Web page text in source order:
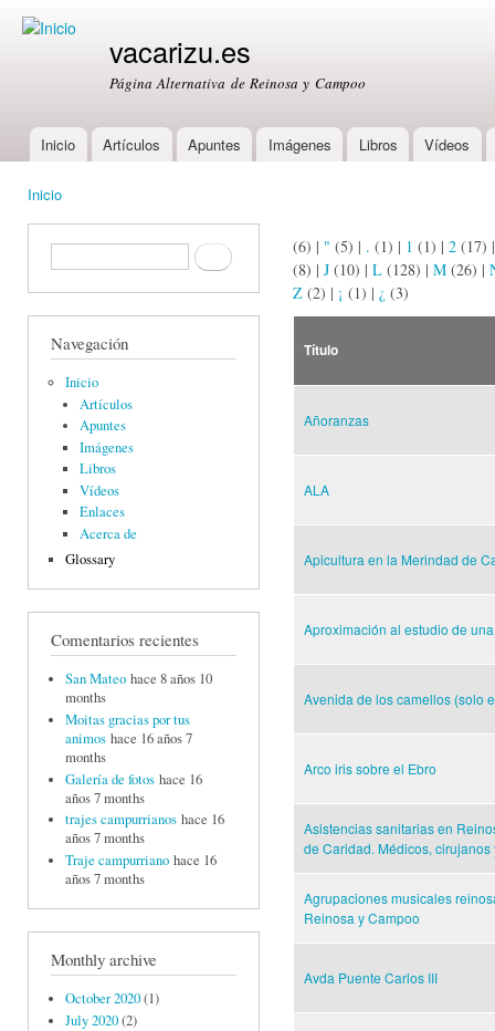
vacarizu.es
Página Alternativa de Reinosa y Campoo
Main menu
Inicio Artículos Apuntes Imágenes Libros Vídeos
Inicio
Formulario de búsquedaBuscar
Navegación
Inicio
Artículos
Apuntes
Imágenes
Libros
Vídeos
Enlaces
Acerca de
Glossary
Comentarios recientes
San Mateo hace 8 años 10
months
Moitas gracias por tus
animos hace 16 años 7
months
Galería de fotos hace 16
años 7 months
trajes campurrianos hace 16
años 7 months
Traje campurriano hace 16
años 7 months
Monthly archive
October 2020(1)
July 2020(2)
(6) | " (5) | . (1) | 1 (1) | 2 (17)
(8) | J (10) | L (128) | M (26) |
Z (2) | ¡ (1) | ¿ (3)
Título
Añoranzas
ALA
Apicultura en la Merindad de
Aproximación al estudio de
Avenida de los camellos (solo
Arco iris sobre el Ebro
Asistencias sanitarias en
de Caridad. Médicos, cirujanos
Agrupaciones musicales
Reinosa y Campoo
Avda Puente Carlos III